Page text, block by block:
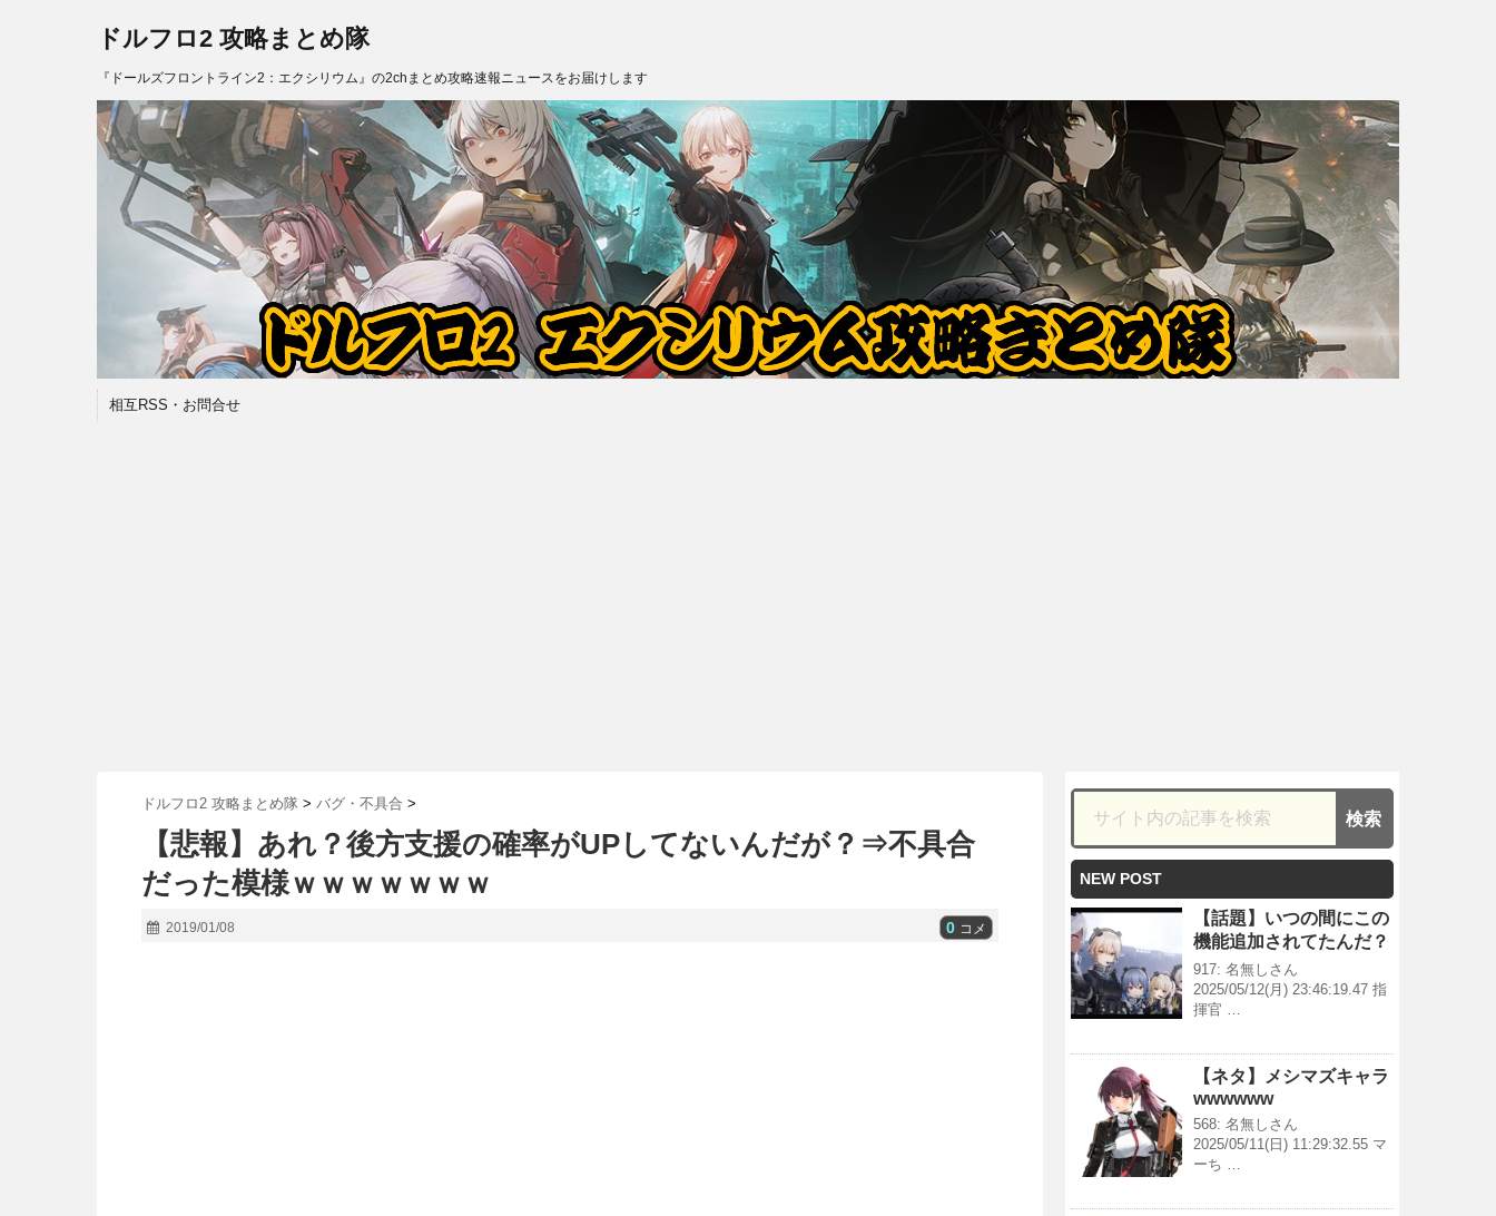
ドルフロ2 攻略まとめ隊
『ドールズフロントライン2：エクシリウム』の2chまとめ攻略速報ニュースをお届けします
相互RSS・お問合せ
ドルフロ2 攻略まとめ隊 > バグ・不具合 >
【悲報】あれ？後方支援の確率がUPしてないんだが？⇒不具合
だった模様ｗｗｗｗｗｗｗ
2019/01/08 0 コメ
NEW POST
【話題】いつの間にこの
機能追加されてたんだ？
917: 名無しさん
2025/05/12(月) 23:46:19.47 指
揮官 …
【ネタ】メシマズキャラ
wwwwww
568: 名無しさん
2025/05/11(日) 11:29:32.55 マ
ーち …